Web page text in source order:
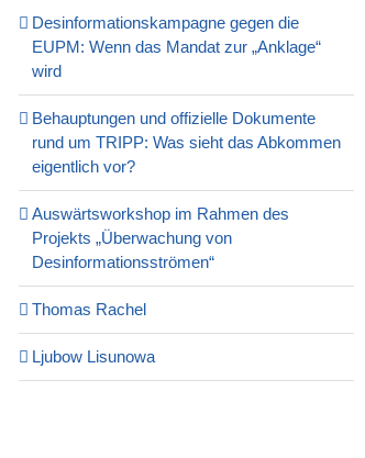
Desinformationskampagne gegen die
EUPM: Wenn das Mandat zur „Anklage“
wird
Behauptungen und offizielle Dokumente
rund um TRIPP: Was sieht das Abkommen
eigentlich vor?
Auswärtsworkshop im Rahmen des
Projekts „Überwachung von
Desinformationsströmen“
Thomas Rachel
Ljubow Lisunowa